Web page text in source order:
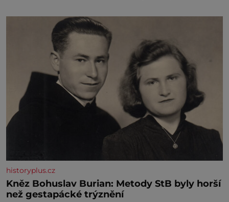
historyplus.cz
Kněz Bohuslav Burian: Metody StB byly horší
než gestapácké trýznění